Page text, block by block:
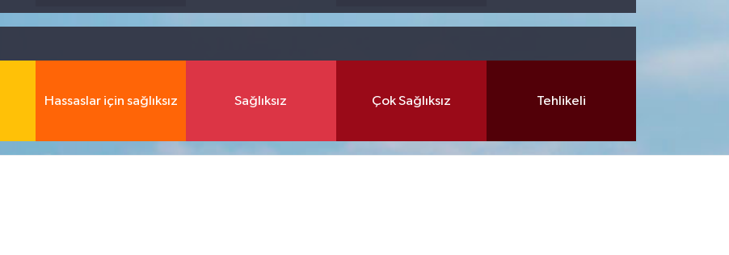
Hassaslar için sağlıksız Sağlıksız Çok Sağlıksız Tehlikeli